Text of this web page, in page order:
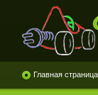
Главная страница